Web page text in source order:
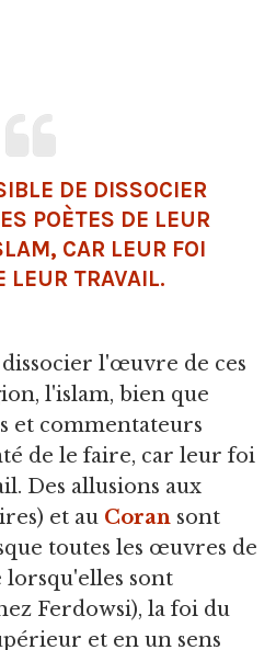
DE DISSOCIER
POÈTES DE LEUR
CAR LEUR FOI
LEUR TRAVAIL.
l'œuvre de ces
l'islam, bien que
et commentateurs
de le faire, car leur foi
Des allusions aux
et au Coran sont
toutes les œuvres de
lorsqu'elles sont
Ferdowsi), la foi du
et en un sens